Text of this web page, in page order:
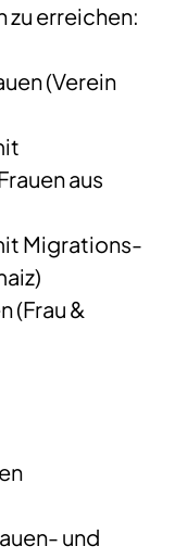
erreichen:
(Verein
aus
Migrations-
(Frau &
und